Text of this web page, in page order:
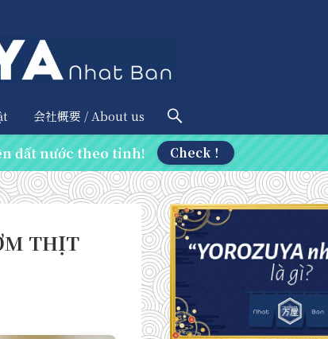
会社概要 / About us
đất nước theo tỉnh! Check！
THỊT